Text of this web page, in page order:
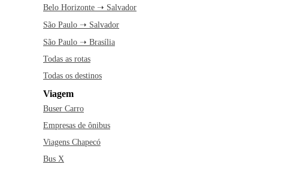
Belo Horizonte ➝ Salvador
São Paulo ➝ Salvador
São Paulo ➝ Brasília
Todas as rotas
Todas os destinos
Viagem
Buser Carro
Empresas de ônibus
Viagens Chapecó
Bus X